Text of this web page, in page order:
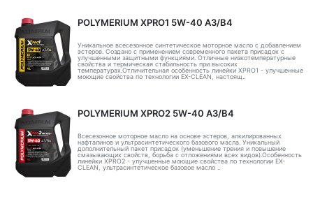
POLYMERIUM XPRO1 5W-40 A3/B4
Уникальное всесезонное синтетическое моторное масло с добавлением
эстеров. Создано с применением современного пакета присадок с
улучшенными защитными функциями. Отличные низкотемпературные
свойства и термическая стабильность при высоких
температурах.Отличительная особенность линейки XPRO1 - улучшенные
моющие свойства по технологии EX-CLEAN, настоящ..
POLYMERIUM XPRO2 5W-40 A3/B4
Всесезонное моторное масло на основе эстеров, алкилированных
нафталинов и ультрасинтетического базового масла. Уникальный
дополнительный пакет присадок (уменьшение трения и повышение
смазывающих свойств, борьба с отложениями всех видов).Особенность
линейки XPRO2 - улучшенные моющие свойства по технологии EX-
CLEAN, ультрасинтетическое базовое масло ..